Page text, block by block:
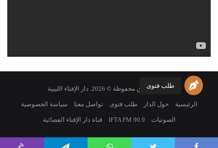
طلب فتوى
Post Views: 2٬961
جميع الحقوق محفوظة © 2026. دار الإفتاء الليبية
الرئيسية حول الدار طلب فتوى تواصل معنا سياسة الخصوصية
الصوتيات IFTA FM 90.9 قناة دار الإفتاء الفضائية